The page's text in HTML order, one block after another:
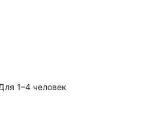
1–4 человек